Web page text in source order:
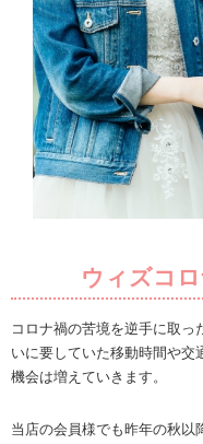
ウィズコ
コロナ禍の苦境を逆手に取
いに要していた移動時間や交
機会は増えていきます。
当店の会員様でも昨年の秋以